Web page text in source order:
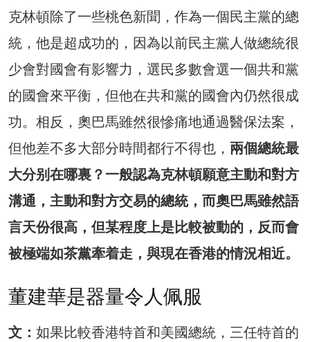
克林頓除了一些桃色新聞，作為一個民主黨的總
統，他是超成功的，因為以前民主黨人做總統很
少會對國會有影響力，選民多數會選一個共和黨
的國會來平衡，但他在共和黨的國會內仍然很成
功。相反，奧巴馬雖然很慘痛地通過醫保法案，
但他差不多大部分時間都行不得也， 兩個總統最
大分别在哪裏？一般認為克林頓願意主動和對方
溝通，主動和對方交易的總統，而奧巴馬雖然語
言天份很高，但某程度上是比較被動的，反而會
被極端如茶黨牽着走，與現在香港的情況相近。
董建華是器量令人佩服
文： 如果比較香港特首和美國總統，三任特首的